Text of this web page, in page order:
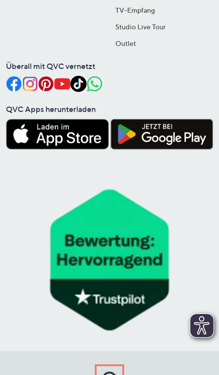
TV-Empfang
Studio Live Tour
Outlet
Überall mit QVC vernetzt
QVC Apps herunterladen